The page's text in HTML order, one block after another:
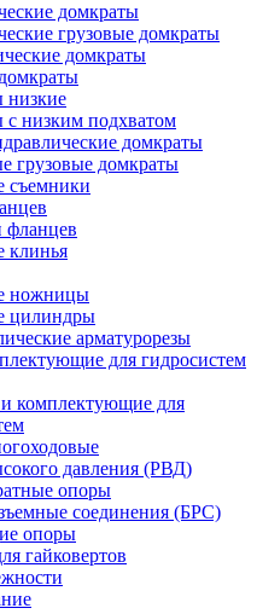
домкраты
грузовые домкраты
домкраты
низкие
с низким подхватом
домкраты
грузовые домкраты
съемники
фланцев
клинья
ножницы
цилиндры
арматурорезы
для гидросистем
комплектующие для
давления (РВД)
опоры
соединения (БРС)
опоры
гайковертов